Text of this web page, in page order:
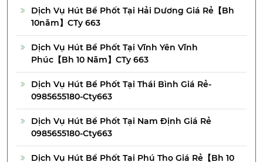
Dịch Vụ Hút Bể Phốt Tại Hải Dương Giá Rẻ【Bh
10năm】CTy 663
Dịch Vụ Hút Bể Phốt Tại Vĩnh Yên Vĩnh
Phúc【Bh 10 Năm】CTy 663
Dịch Vụ Hút Bể Phốt Tại Thái Bình Giá Rẻ-
0985655180-Cty663
Dịch Vụ Hút Bể Phốt Tại Nam Định Giá Rẻ
0985655180-Cty663
Dịch Vụ Hút Bể Phốt Tại Phú Thọ Giá Rẻ【Bh 10